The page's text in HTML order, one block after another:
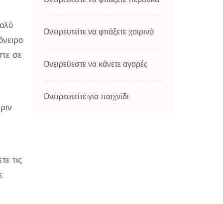
σε
τις
Ονειρευτείτε να φτιάξετε χοιρινό
Ονειρεύεστε να κάνετε αγορές
Ονειρευτείτε για παιχνίδι